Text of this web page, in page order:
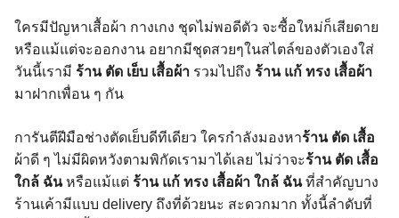
ใครมีปัญหาเสื้อผ้า กางเกง ชุดไม่พอดีตัว จะซื้อใหม่ก็เสียดาย
หรือแม้แต่จะออกงาน อยากมีชุดสวยๆในสไตล์ของตัวเองใส่
วันนี้เรามี ร้าน ตัด เย็บ เสื้อผ้า รวมไปถึง ร้าน แก้ ทรง เสื้อผ้า
มาฝากเพื่อน ๆ กัน
การันตีฝีมือช่างตัดเย็บดีทีเดียว ใครกำลังมองหาร้าน ตัด เสื้อ
ผ้าดี ๆ ไม่มีผิดหวังตามพิกัดเรามาได้เลย ไม่ว่าจะร้าน ตัด เสื้อ
ใกล้ ฉันหรือแม้แต่ ร้าน แก้ ทรง เสื้อผ้า ใกล้ ฉันที่สำคัญบาง
ร้านเค้ามีแบบ delivery ถึงที่ด้วยนะ สะดวกมาก ทั้งนี้ลำดับที่